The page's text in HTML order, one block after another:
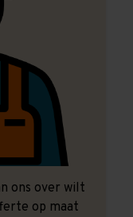
ons over wilt
op maat